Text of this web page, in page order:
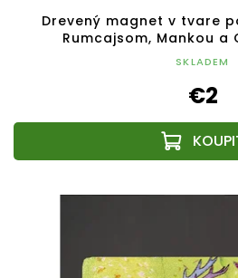
Drevený magnet v tvare
Rumcajsom, Mankou a
SKLADEM
€2